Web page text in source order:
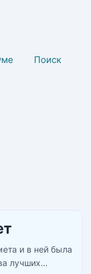
Поиск
и в ней была
лучших